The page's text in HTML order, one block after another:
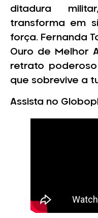
ditadura
transforma em
força. Fernanda
Ouro de Melhor
retrato
que sobrevive a
Assista no